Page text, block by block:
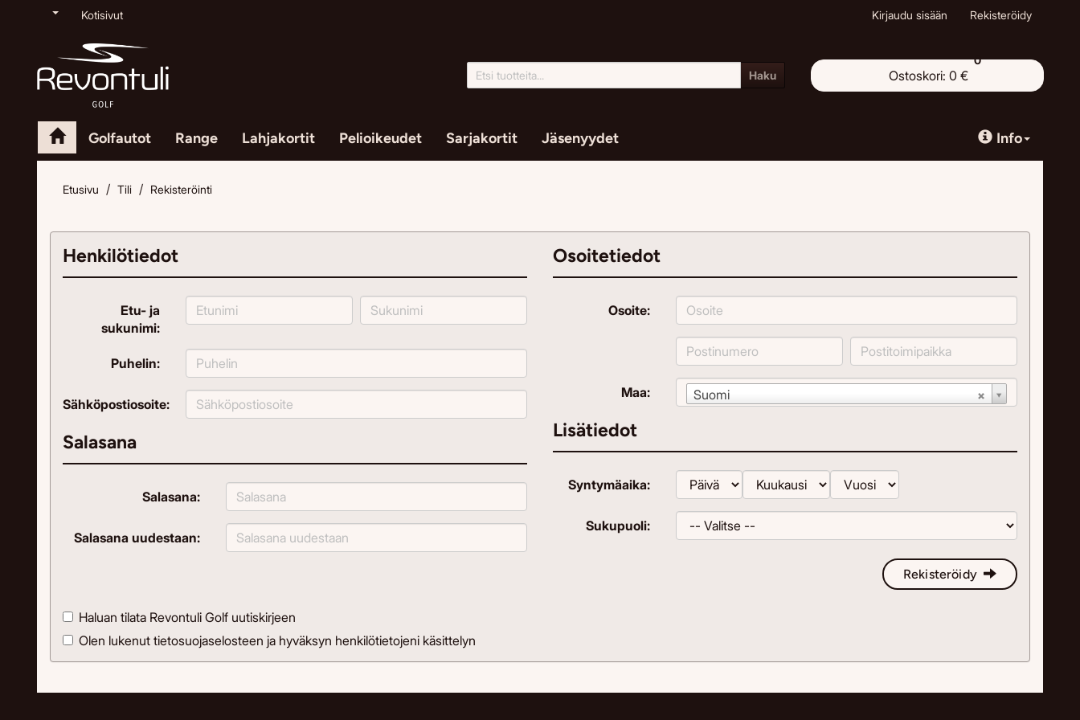
Kotisivut Kirjaudu sisään Rekisteröidy
Haku Ostoskori: 0 €
0
Golfautot Range Lahjakortit Pelioikeudet Sarjakortit Jäsenyydet Info
Etusivu Tili Rekisteröinti
Henkilötiedot
Etu- ja
sukunimi:
Puhelin:
Sähköpostiosoite:
Salasana
Salasana:
Salasana uudestaan:
Osoitetiedot
Osoite:
Maa: Suomi
Lisätiedot
Syntymäaika:
Sukupuoli:
Rekisteröidy
Haluan tilata Revontuli Golf uutiskirjeen
Olen lukenut tietosuojaselosteen ja hyväksyn henkilötietojeni käsittelyn